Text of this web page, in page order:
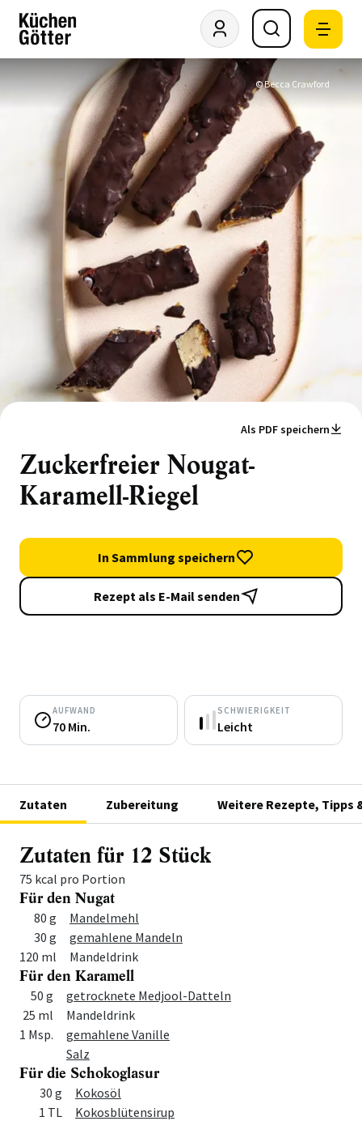
© Becca Crawford
Als PDF speichern
Zuckerfreier Nougat-
Karamell-Riegel
In Sammlung speichern
Rezept als E-Mail senden
AUFWAND
70 Min.
SCHWIERIGKEIT
Leicht
Zutaten Zubereitung Weitere Rezepte, Tipps
Zutaten für 12 Stück
75 kcal pro Portion
Für den Nugat
Menge Zutat
80 g
Mandelmehl
30 g
gemahlene Mandeln
120 ml
Mandeldrink
Für den Karamell
Menge Zutat
50 g
getrocknete Medjool-Datteln
25 ml
Mandeldrink
1 Msp.
gemahlene Vanille
Salz
Für die Schokoglasur
MengeZutat
30 g
Kokosöl
1 TL
Kokosblütensirup